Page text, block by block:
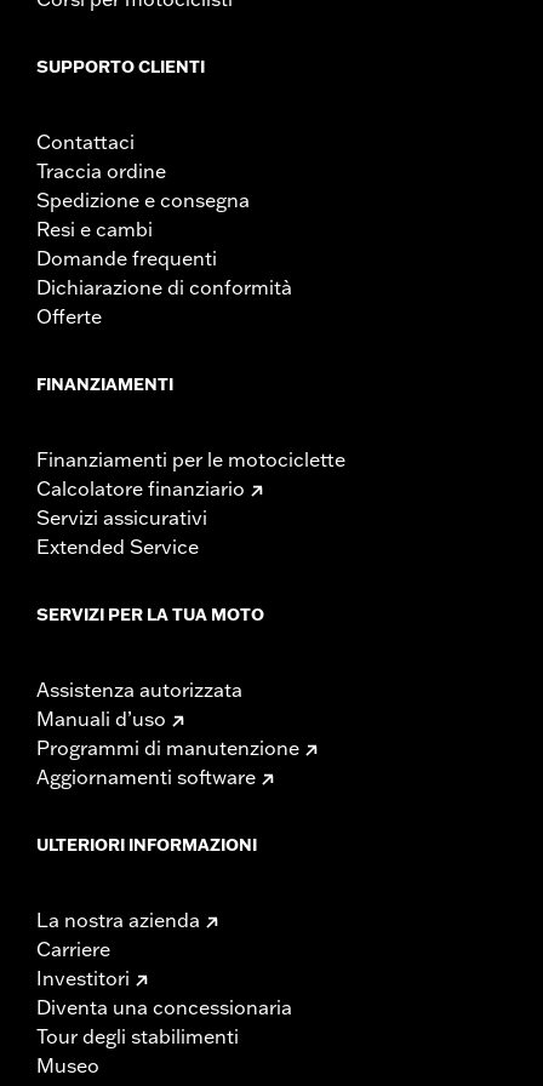
SUPPORTO CLIENTI
Contattaci
Traccia ordine
Spedizione e consegna
Resi e cambi
Domande frequenti
Dichiarazione di conformità
Offerte
FINANZIAMENTI
Finanziamenti per le motociclette
Calcolatore finanziario
Servizi assicurativi
Extended Service
SERVIZI PER LA TUA MOTO
Assistenza autorizzata
Manuali d’uso
Programmi di manutenzione
Aggiornamenti software
ULTERIORI INFORMAZIONI
La nostra azienda
Carriere
Investitori
Diventa una concessionaria
Tour degli stabilimenti
Museo